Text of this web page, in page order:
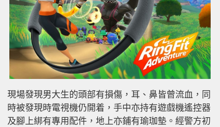
現場發現男大生的頭部有損傷，耳、鼻皆曾流血，同
時被發現時電視機仍開着，手中亦持有遊戲機遙控器
及腳上綁有專用配件，地上亦鋪有瑜珈墊。經警方初